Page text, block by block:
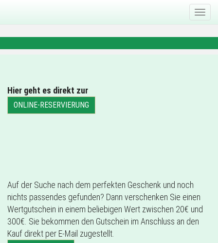
Hier geht es direkt zur
ONLINE-RESERVIERUNG
Auf der Suche nach dem perfekten Geschenk und noch
nichts passendes gefunden? Dann verschenken Sie einen
Wertgutschein in einem beliebigen Wert zwischen 20€ und
300€. Sie bekommen den Gutschein im Anschluss an den
Kauf direkt per E-Mail zugestellt.